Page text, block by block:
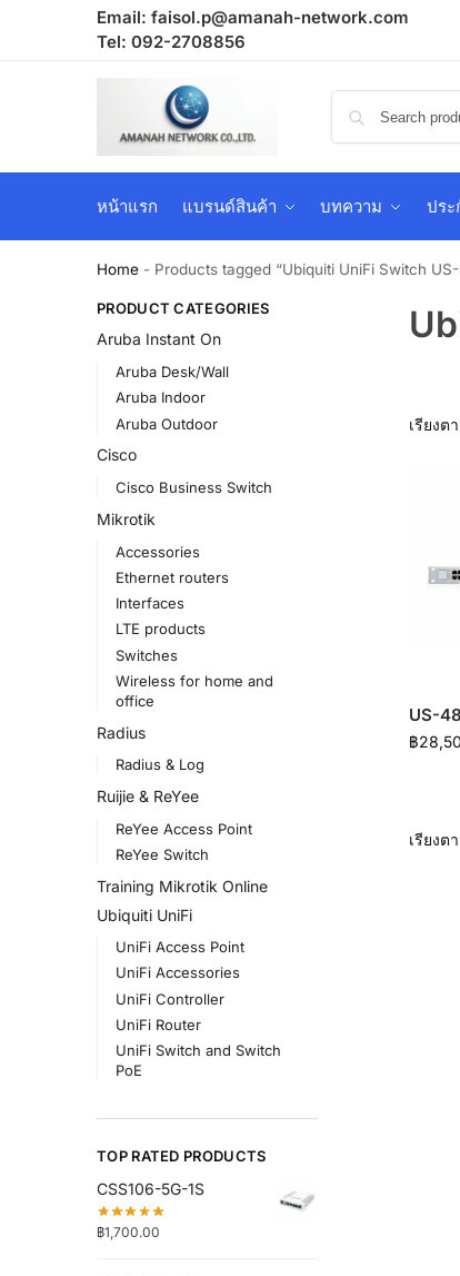
Email: faisol.p@amanah-network.com
Tel: 092-2708856
หน้าแรก แบรนด์สินค้า บทความ ปร
Home - Products tagged “Ubiquiti UniFi Switch
US-
฿
PRODUCT CATEGORIES
Aruba Instant On
Aruba Desk/Wall
Aruba Indoor
Aruba Outdoor
Cisco
Cisco Business Switch
Mikrotik
Accessories
Ethernet routers
Interfaces
LTE products
Switches
Wireless for home and
office
Radius
Radius & Log
Ruijie & ReYee
ReYee Access Point
ReYee Switch
Training Mikrotik Online
Ubiquiti UniFi
UniFi Access Point
UniFi Accessories
UniFi Controller
UniFi Router
UniFi Switch and Switch
PoE
TOP RATED PRODUCTS
CSS106-5G-1S
฿1,700.00